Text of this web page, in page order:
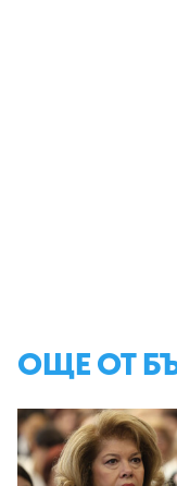
ОЩЕ ОТ